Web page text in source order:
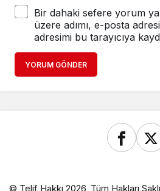
Bir dahaki sefere yorum
üzere adımı, e-posta
adresimi bu tarayıcıya
YORUM GÖNDER
© Telif Hakkı 2026, Tüm Hakları